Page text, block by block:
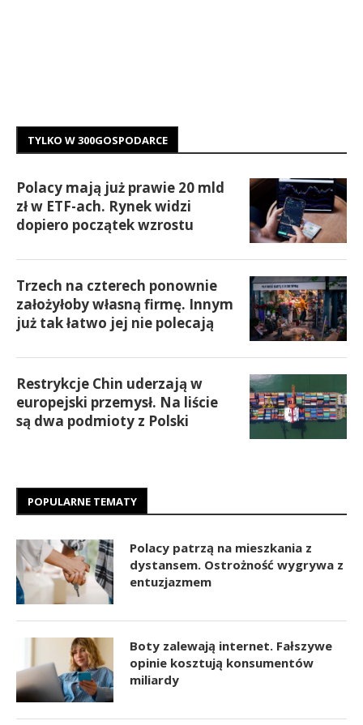
TYLKO W 300GOSPODARCE
Polacy mają już prawie 20 mld
zł w ETF-ach. Rynek widzi
dopiero początek wzrostu
Trzech na czterech ponownie
założyłoby własną firmę. Innym
już tak łatwo jej nie polecają
Restrykcje Chin uderzają w
europejski przemysł. Na liście
są dwa podmioty z Polski
POPULARNE TEMATY
Polacy patrzą na mieszkania z
dystansem. Ostrożność wygrywa z
entuzjazmem
Boty zalewają internet. Fałszywe
opinie kosztują konsumentów
miliardy